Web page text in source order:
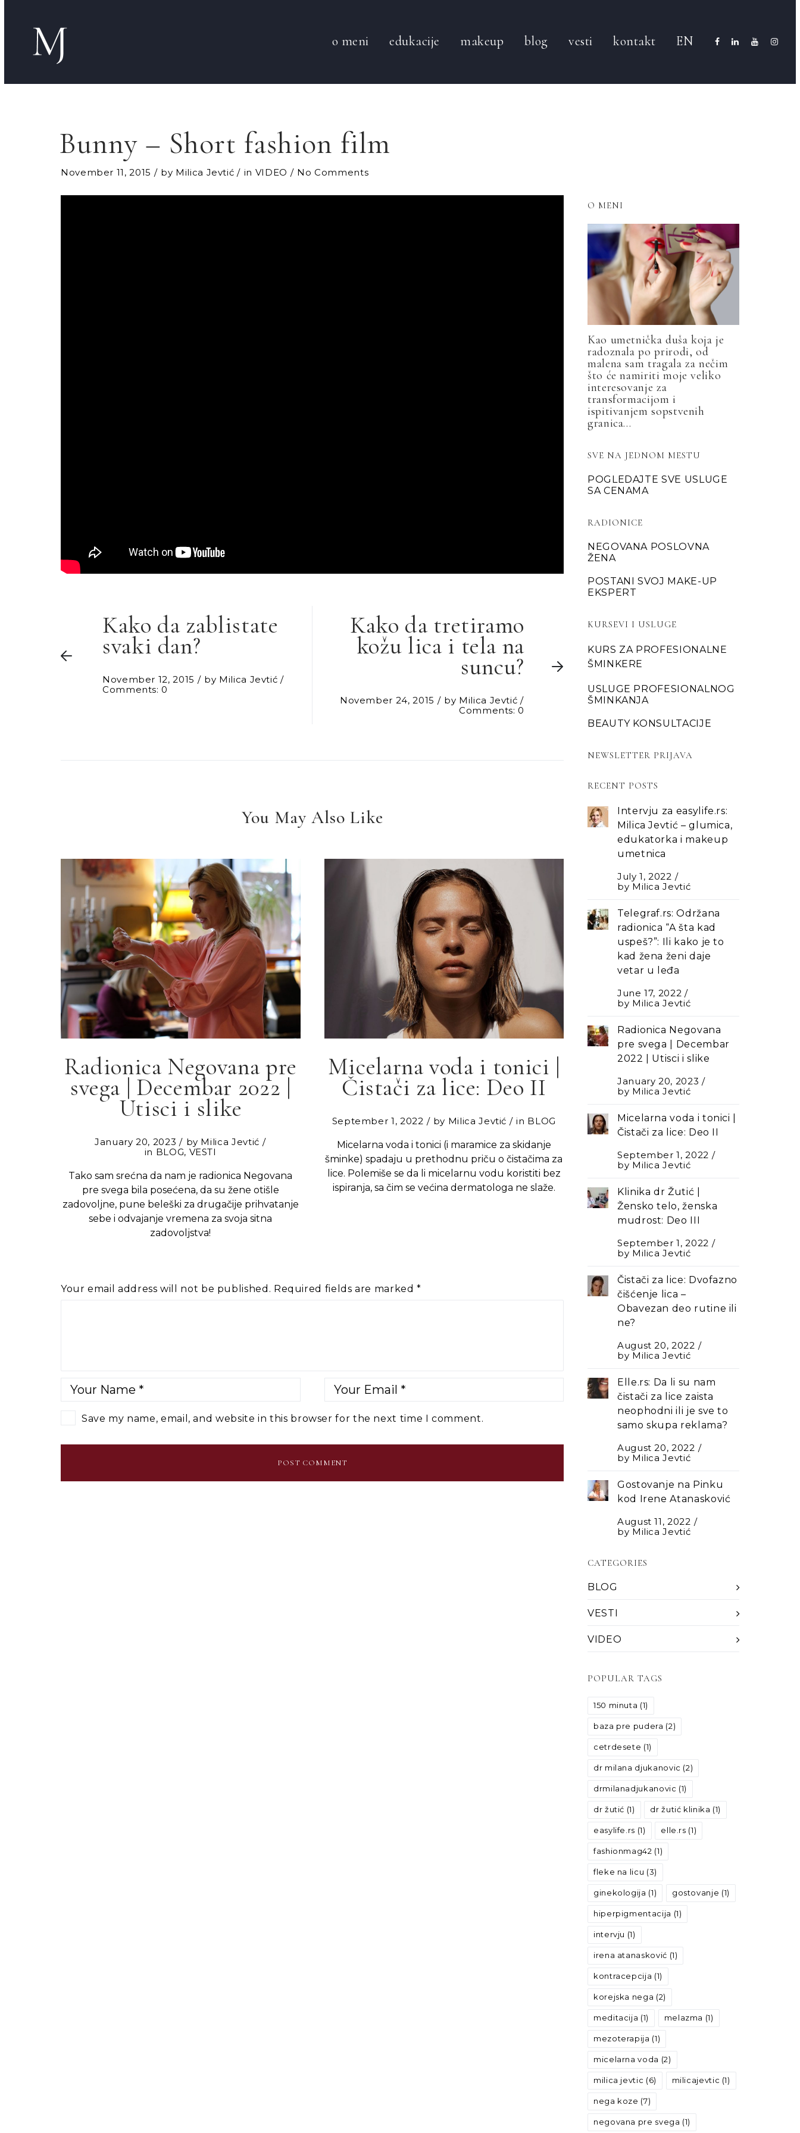
o meni edukacije makeup blog vesti kontakt EN
Bunny – Short fashion film
November 11, 2015 by Milica Jevtić in VIDEO No Comments
Kako da zablistate
svaki dan?
November 12, 2015 by Milica Jevtić
Comments: 0
Kako da tretiramo
kožu lica i tela na
suncu?
November 24, 2015 by Milica Jevtić
Comments: 0
You May Also Like
Radionica Negovana pre
svega | Decembar 2022 |
Utisci i slike
January 20, 2023 by Milica Jevtić
in BLOG, VESTI
Tako sam srećna da nam je radionica Negovana
pre svega bila posećena, da su žene otišle
zadovoljne, pune beleški za drugačije prihvatanje
sebe i odvajanje vremena za svoja sitna
zadovoljstva!
Micelarna voda i tonici |
Čistači za lice: Deo II
September 1, 2022 by Milica Jevtić in BLOG
Micelarna voda i tonici (i maramice za skidanje
šminke) spadaju u prethodnu priču o čistačima za
lice. Polemiše se da li micelarnu vodu koristiti bez
ispiranja, sa čim se većina dermatologa ne slaže.
Your email address will not be published. Required fields are marked*
Save my name, email, and website in this browser for the next time I comment.
O MENI
Kao umetnička duša koja je
radoznala po prirodi, od
malena sam tragala za nečim
što će namiriti moje veliko
interesovanje za
transformacijom i
ispitivanjem sopstvenih
granica...
SVE NA JEDNOM MESTU
POGLEDAJTE SVE USLUGE
SA CENAMA
RADIONICE
NEGOVANA POSLOVNA
ŽENA
POSTANI SVOJ MAKE-UP
EKSPERT
KURSEVI I USLUGE
KURS ZA PROFESIONALNE
ŠMINKERE
USLUGE PROFESIONALNOG
ŠMINKANJA
BEAUTY KONSULTACIJE
NEWSLETTER PRIJAVA
RECENT POSTS
Intervju za easylife.rs:
Milica Jevtić – glumica,
edukatorka i makeup
umetnica
July 1, 2022
by Milica Jevtić
Telegraf.rs: Održana
radionica “A šta kad
uspeš?”: Ili kako je to
kad žena ženi daje
vetar u leđa
June 17, 2022
by Milica Jevtić
Radionica Negovana
pre svega | Decembar
2022 | Utisci i slike
January 20, 2023
by Milica Jevtić
Micelarna voda i tonici |
Čistači za lice: Deo II
September 1, 2022
by Milica Jevtić
Klinika dr Žutić |
Žensko telo, ženska
mudrost: Deo III
September 1, 2022
by Milica Jevtić
Čistači za lice: Dvofazno
čišćenje lica –
Оbavezan deo rutine ili
ne?
August 20, 2022
by Milica Jevtić
Elle.rs: Da li su nam
čistači za lice zaista
neophodni ili je sve to
samo skupa reklama?
August 20, 2022
by Milica Jevtić
Gostovanje na Pinku
kod Irene Atanasković
August 11, 2022
by Milica Jevtić
CATEGORIES
BLOG
VESTI
VIDEO
POPULAR TAGS
150 minuta (1)
baza pre pudera (2)
cetrdesete (1)
dr milana djukanovic (2)
drmilanadjukanovic (1)
dr žutić (1) dr žutić klinika (1)
easylife.rs (1) elle.rs (1)
fashionmag42 (1)
fleke na licu (3)
ginekologija (1) gostovanje (1)
hiperpigmentacija (1)
intervju (1)
irena atanasković (1)
kontracepcija (1)
korejska nega (2)
meditacija (1) melazma (1)
mezoterapija (1)
micelarna voda (2)
milica jevtic (6) milicajevtic (1)
nega koze (7)
negovana pre svega (1)